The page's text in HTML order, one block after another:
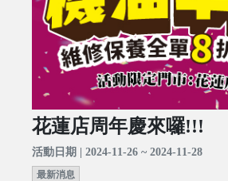
花蓮店周年慶來囉!!!
活動日期 | 2024-11-26 ~ 2024-11-28
最新消息